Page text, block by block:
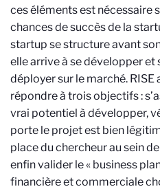
ces éléments est nécessaire
chances de succès de la
startup se structure avant
elle arrive à se développer et
déployer sur le marché.
répondre à trois objectifs :
vrai potentiel à développer,
porte le projet est bien
place du chercheur au sein
enfin valider le « business
financière et commerciale